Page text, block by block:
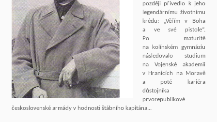
později přivedlo k jeho
legendárnímu životnímu
krédu: „Věřím v Boha
a ve své pistole“.
Po maturitě
na kolínském gymnáziu
následovalo studium
na Vojenské akademii
v Hranicích na Moravě
a poté kariéra
důstojníka
prvorepublikové
československé armády v hodnosti štábního kapitána...